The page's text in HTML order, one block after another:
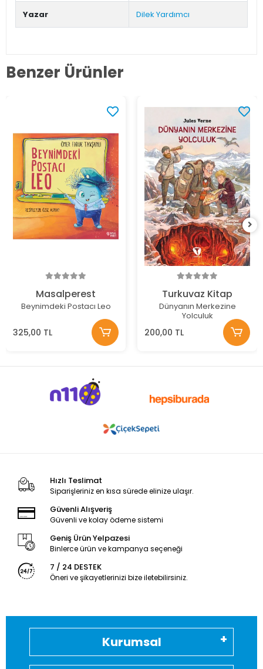
Yazar Dilek Yardımcı
Benzer Ürünler
Masalperest
Beynimdeki Postacı Leo
325,00 TL
Turkuvaz Kitap
Dünyanın Merkezine
Yolculuk
200,00 TL
Hızlı Teslimat
Siparişleriniz en kısa sürede elinize ulaşır.
Güvenli Alışveriş
Güvenli ve kolay ödeme sistemi
Geniş Ürün Yelpazesi
Binlerce ürün ve kampanya seçeneği
7 / 24 DESTEK
Öneri ve şikayetlerinizi bize iletebilirsiniz.
Kurumsal